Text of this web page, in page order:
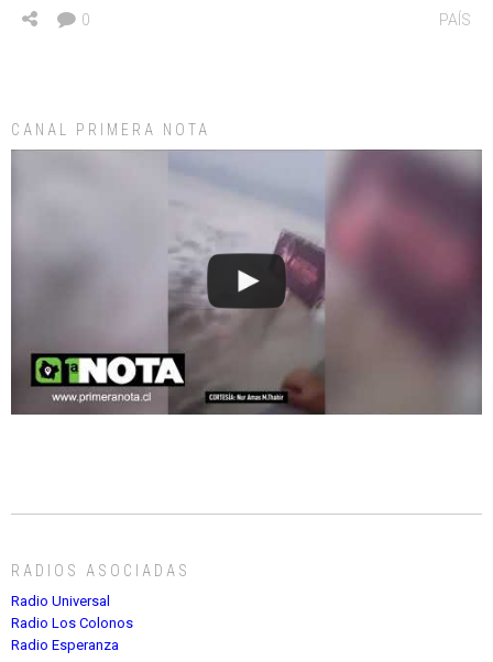
PAÍS
0
CANAL PRIMERA NOTA
RADIOS ASOCIADAS
Radio Universal
Radio Los Colonos
Radio Esperanza